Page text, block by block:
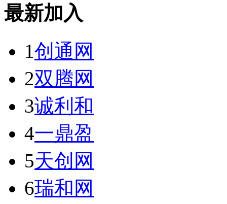
最新加入
1创通网
2双腾网
3诚利和
4一鼎盈
5天创网
6瑞和网